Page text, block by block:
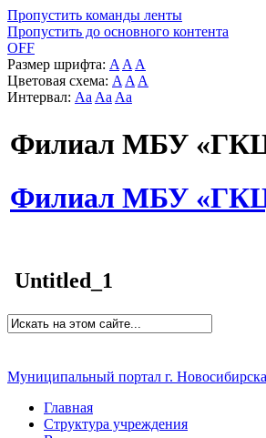
Пропустить команды ленты
Пропустить до основного контента
OFF
Размер шрифта: A A A
Цветовая схема: A A A
Интервал: Aa Aa Aa
Филиал МБУ
Филиал МБУ
Untitled_1
Муниципальный портал г. Новосибирска
Главная
Структура учреждения